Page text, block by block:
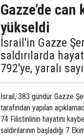
Gazze’de can
yükseldi
İsrail'in Gazze
saldırılarda
792'ye, yaralı
İsrail, 383 gündür Gazze
tarafından yapılan
74 Filistinlinin hayatını
saldırılarının başladığı 7